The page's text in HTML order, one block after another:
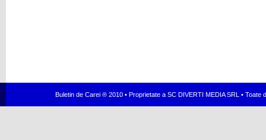
Buletin de Carei ® 2010 • Proprietate a SC DIVERTI MEDIA SRL •